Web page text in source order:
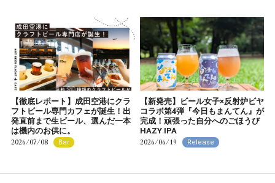
【徹底レポート】成田空港にクラ
フトビール専門カフェが誕生！出
発直前まで生ビール、選んだ一本
は機内のお供に。
2026/07/08 Bar
【新発売】ビール女子×反射炉ビヤ
コラボ第4弾『今日もまんてん』が
完成！頑張った自分へのごほうび
HAZY IPA
2026/06/19 Release